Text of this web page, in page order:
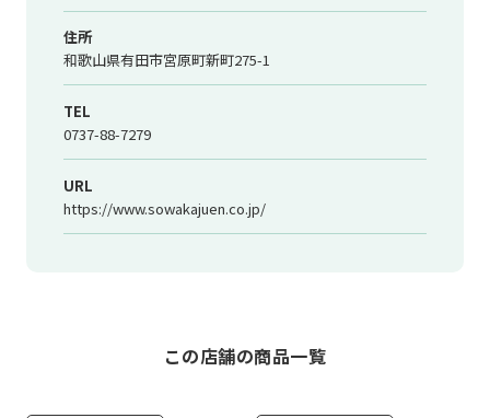
住所
和歌山県有田市宮原町新町275-1
TEL
0737-88-7279
URL
https://www.sowakajuen.co.jp/
この店舗の商品一覧